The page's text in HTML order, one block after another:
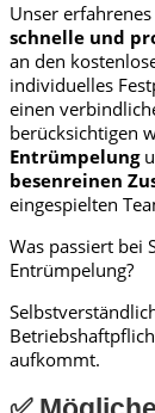
Unser erfahrenes
schnelle und
an den
individuelles
einen
berücksichtigen
Entrümpelung
besenreinen
eingespielten
Was passiert bei
Entrümpelung?
aufkommt.